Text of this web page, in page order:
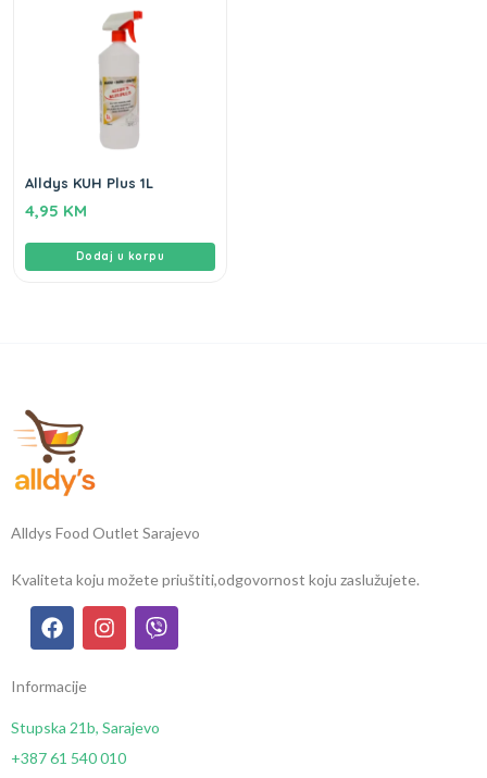
Alldys KUH Plus 1L
4,95 KM
Dodaj u korpu
Alldys Food Outlet Sarajevo
Kvaliteta koju možete priuštiti,odgovornost koju zaslužujete.
Informacije
Stupska 21b, Sarajevo
+387 61 540 010